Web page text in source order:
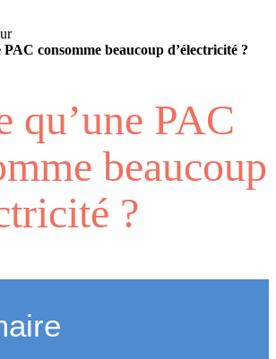
PAC consomme beaucoup d’électricité ?
qu’une PAC
beaucoup
?